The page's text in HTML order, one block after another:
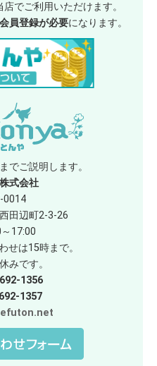
でご利用いただけます。
員登録が必要になります。
でご説明します。
式会社
0014
田辺町2-3-26
17:00
せは15時まで。
みです。
1356
1357